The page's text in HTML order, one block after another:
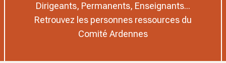
Dirigeants, Permanents, Enseignants...
Retrouvez les personnes ressources du
Comité Ardennes